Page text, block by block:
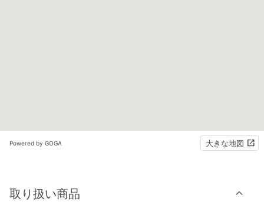
Powered by GOGA 大きな地図
取り扱い商品